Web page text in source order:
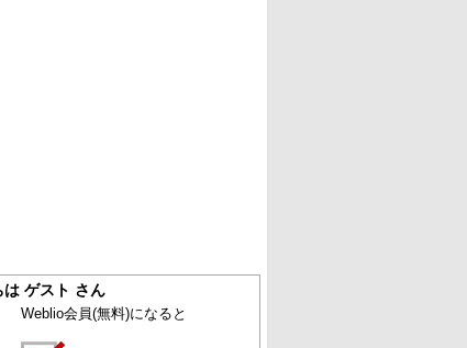
は ゲスト さん
Weblio会員(無料)になると